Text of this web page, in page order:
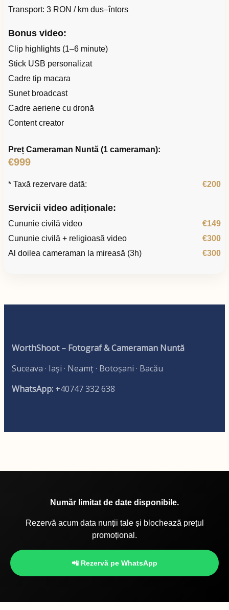
Transport: 3 RON / km dus–întors
Bonus video:
Clip highlights (1–6 minute)
Stick USB personalizat
Cadre tip macara
Sunet broadcast
Cadre aeriene cu dronă
Content creator
Preț Cameraman Nuntă (1 cameraman):
€999
* Taxă rezervare dată: €200
Servicii video adiționale:
Cununie civilă video
€149
Cununie civilă + religioasă video
€300
Al doilea cameraman la mireasă (3h)
€300
WorthShoot – Fotograf & Cameraman Nuntă
Suceava · Iași · Neamț · Botoșani · Bacău
WhatsApp: +40747 332 638
Număr limitat de date disponibile.
Rezervă acum data nunții tale și blochează prețul
promoțional.
📲 Rezervă pe WhatsApp